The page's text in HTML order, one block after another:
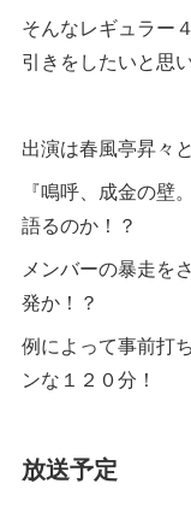
そんなレギュラー
引きをしたいと思
出演は春風亭昇々
『鳴呼、成金の壁
語るのか！？
メンバーの暴走を
発か！？
例によって事前打
ンな１２０分！
放送予定